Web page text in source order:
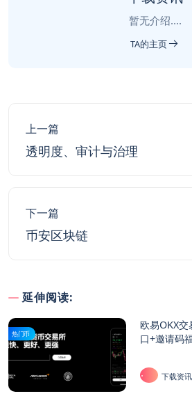
暂无介绍....
TA的主页
上一篇
透明度、审计与治理
下一篇
币安区块链
延伸阅读:
热门币
欧易OKX
口+邀请码
下载资讯